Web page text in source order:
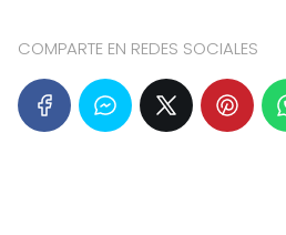
COMPARTE EN REDES SOCIALES